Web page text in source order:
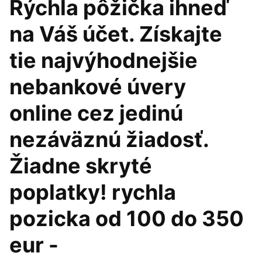
Rýchla pôžička ihneď
na Váš účet. Získajte
tie najvýhodnejšie
nebankové úvery
online cez jedinú
nezáväznú žiadosť.
Žiadne skryté
poplatky! rychla
pozicka od 100 do 350
eur -